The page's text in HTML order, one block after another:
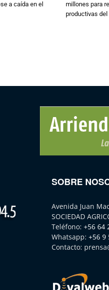
a caída en el
millones para
productivas del
SOBRE
Avenida Juan
SOCIEDAD
Teléfono: +56 64
Whatsapp: +56 9
Contacto: